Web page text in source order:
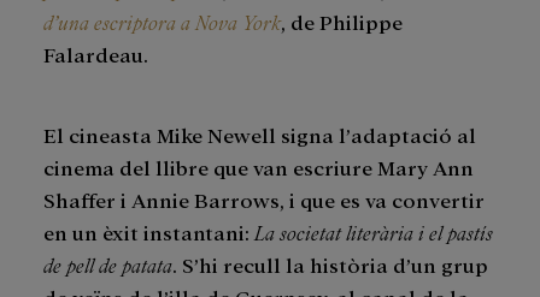
d’una escriptora a Nova York, de Philippe
Falardeau.
El cineasta Mike Newell signa l’adaptació al
cinema del llibre que van escriure Mary Ann
Shaffer i Annie Barrows, i que es va convertir
en un èxit instantani: La societat literària i el pastís
de pell de patata . S’hi recull la història d’un grup